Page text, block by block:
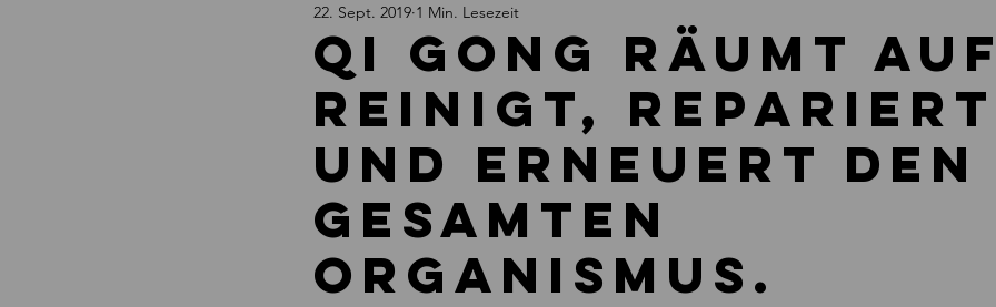
Qi Gong räumt
reinigt, repariert
und erneuert den
gesamten
Organismus.
22. Sept. 2019 1 Min. Lesezeit